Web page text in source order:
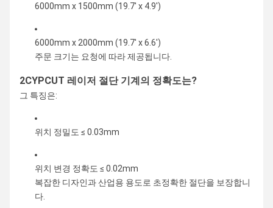
대
가
속
1.2G 1.2G
전
원
AC380V/50Hz
6000mm x 1500mm (19.7' x 4.9')
6000mm x 2000mm (19.7' x 6.6')
주문 크기는 요청에 따라 제공됩니다.
2CYPCUT 레이저 절단 기계의 정확도는?
그 특징은:
위치 정밀도 ≤ 0.03mm
위치 변경 정확도 ≤ 0.02mm
복잡한 디자인과 산업용 용도로 초정확한 절단을 보장합니
다.